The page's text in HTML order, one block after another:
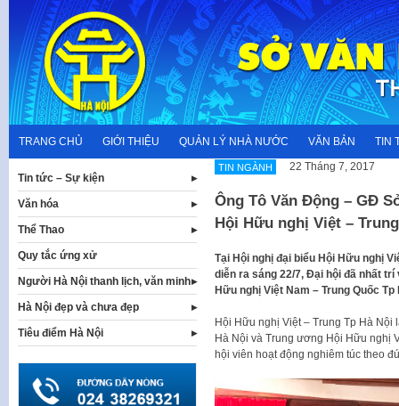
content
TRANG CHỦ GIỚI THIỆU QUẢN LÝ NHÀ NƯỚC VĂN BẢN TIN
TIN NGÀNH 22 Tháng 7, 2017
Ông Tô Văn Động – GĐ
Hội Hữu nghị Việt –
Tại Hội nghị đại biểu Hội Hữu nghị
diễn ra sáng 22/7, Đại hội đã nhất
Hữu nghị Việt Nam – Trung Quốc Tp
Hội Hữu nghị Việt – Trung Tp Hà
Hà Nội và Trung ương Hội Hữu nghị
hội viên hoạt động nghiêm túc theo
Tin tức – Sự kiện
Văn hóa
Thể Thao
Quy tắc ứng xử
Người Hà Nội thanh lịch, văn minh
Hà Nội đẹp và chưa đẹp
Tiêu điểm Hà Nội